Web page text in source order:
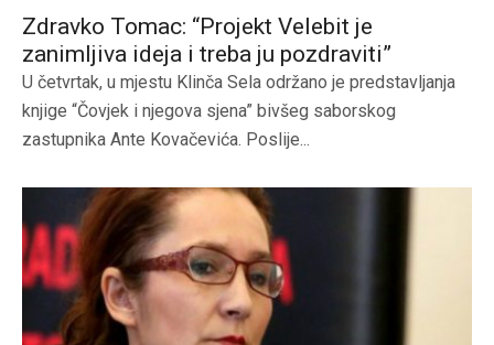
Zdravko Tomac: “Projekt Velebit je
zanimljiva ideja i treba ju pozdraviti”
U četvrtak, u mjestu Klinča Sela održano je predstavljanja
knjige “Čovjek i njegova sjena” bivšeg saborskog
zastupnika Ante Kovačevića. Poslije...